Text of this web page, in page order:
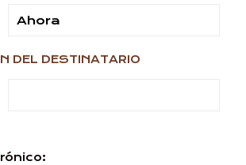
DEL DESTINATARIO